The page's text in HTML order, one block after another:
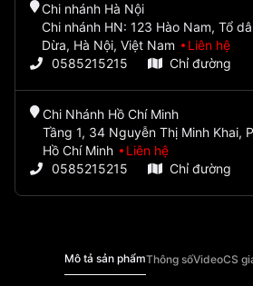
Chi nhánh Hà Nội
Chi nhánh HN: 123 Hào Nam, Tổ
Dừa, Hà Nội, Việt Nam
Liên hệ
0585215215
Chỉ đường
Chi Nhánh Hồ Chí Minh
Tầng 1, 34 Nguyễn Thị Minh Khai,
Hồ Chí Minh
Liên hệ
0585215215
Chỉ đường
Mô tả sản phẩmThông sốVideoCS